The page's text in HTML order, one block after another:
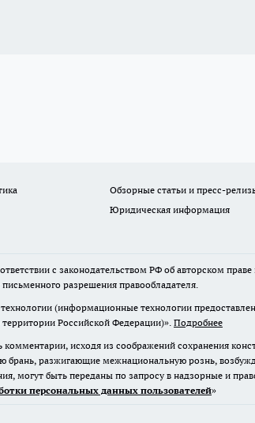
Обзорные статьи и пресс-
Юридическая информация
с законодательством РФ об авторском
разрешения правообладателя.
(информационные технологии
Российской Федерации)». Подробнее
исходя из соображений сохранения
разжигающие межнациональную рознь,
могут быть переданы по запросу в надзорные и
персональных данных пользователей»